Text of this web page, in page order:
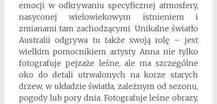
emocji w odkrywaniu specyficznej atmosfery,
nasyconej wielowiekowym istnieniem i
zmianami tam zachodzącymi. Unikalne światło
Australii odgrywa tu także swoją rolę – jest
wielkim pomocnikiem artysty. Anna nie tylko
fotografuje pejzaże leśne, ale ma szczególne
oko do detali utrwalonych na korze starych
drzew, w układzie światła, zależnym od sezonu,
pogody lub pory dnia. Fotografuje leśne obrazy,